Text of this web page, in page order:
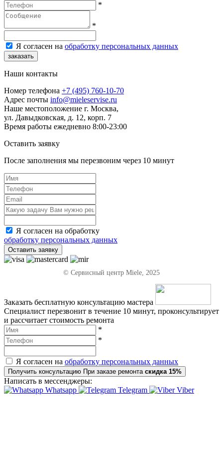
*
*
Я согласен на обработку персональных данных
заказать
Наши контакты
Номер телефона +7 (495) 760-10-70
Адрес почты info@mieleservise.ru
Наше местоположение г. Москва,
ул. Давыдковская, д. 12, корп. 7
Время работы eжедневно 8:00-23:00
Оставить заявку
После заполнения мы перезвоним через 10 минут
Я согласен на обработку
обработку персональных данных
Оставить заявку
© Сервисный центр Miele, 2025
Заказать бесплатную консультацию мастера
Специалист перезвонит в течение 10 минут, проконсультирует
и рассчитает стоимость ремонта
*
*
Я согласен на обработку персональных данных
Получить консультацию При заказе ремонта скидка 15%
Написать в мессенджеры:
Whatsapp
Telegram Viber